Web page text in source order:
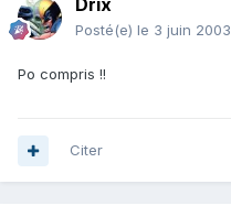
Drix
Posté(e) le 3 juin 2003
Po compris !!
Citer